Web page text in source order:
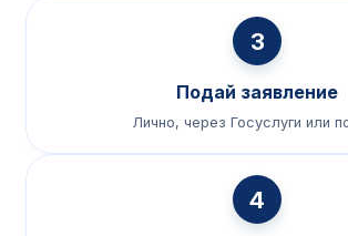
3
Подай заявление
Лично, через Госуслуги или
4